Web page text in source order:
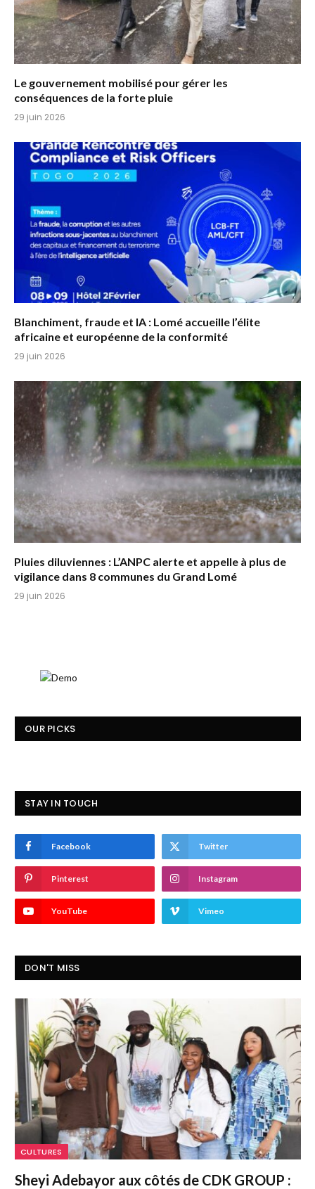
Le gouvernement mobilisé pour gérer les
conséquences de la forte pluie
29 juin 2026
Blanchiment, fraude et IA : Lomé accueille l’élite
africaine et européenne de la conformité
29 juin 2026
Pluies diluviennes : L’ANPC alerte et appelle à plus de
vigilance dans 8 communes du Grand Lomé
29 juin 2026
OUR PICKS
STAY IN TOUCH
Facebook Twitter
Pinterest Instagram
YouTube Vimeo
DON'T MISS
CULTURES
Sheyi Adebayor aux côtés de CDK GROUP :